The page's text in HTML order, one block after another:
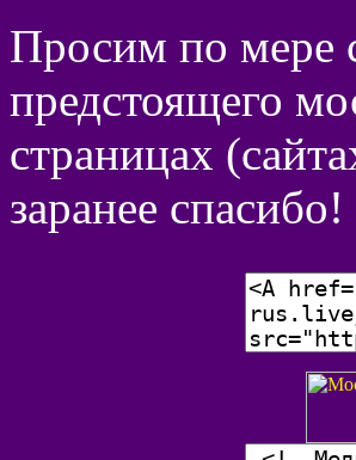
Просим по мере
предстоящего
страницах
заранее спасибо!